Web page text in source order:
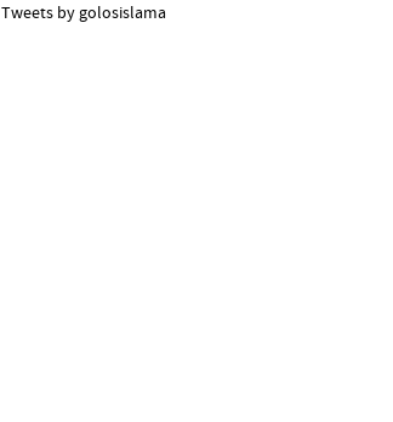
Tweets by golosislama